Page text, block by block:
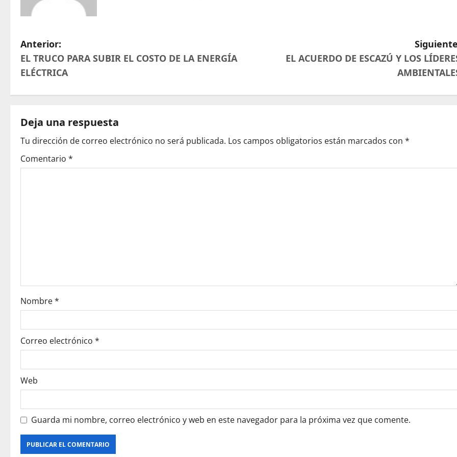
N
a
v
g
a
c
e
e
n
t
r
a
d
a
Anterior:
EL TRUCO PARA SUBIR EL COSTO DE LA ENERGÍA
ELÉCTRICA
EL ACUERDO DE ESCAZÚ Y LOS
Deja una respuesta
Tu dirección de correo electrónico no será publicada. Los campos obligatorios están marcados con *
Comentario *
Nombre*
Correo electrónico *
Web
Guarda mi nombre, correo electrónico y web en este navegador para la próxima vez que comente.